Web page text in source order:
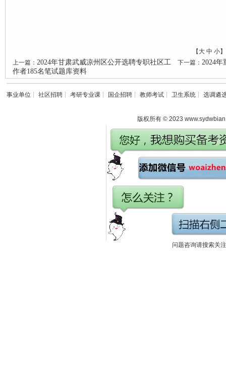
【 大 中 小
上一篇： 2024年甘肃武威凉州区公开选聘专职社区工
作者185名笔试题库资料
下一篇： 2024年
事业单位 ┊ 社区招聘 ┊ 考研专业课 ┊ 国企招聘 ┊ 教师考试 ┊ 卫生系统 ┊ 选调遴
版权所有 © 2023
问题咨询请搜索关